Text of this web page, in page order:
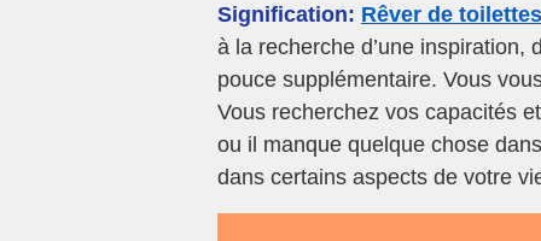
Signification: Rêver de
à la recherche d’une inspiration,
pouce supplémentaire. Vous
Vous recherchez vos capacités
ou il manque quelque chose
dans certains aspects de votre